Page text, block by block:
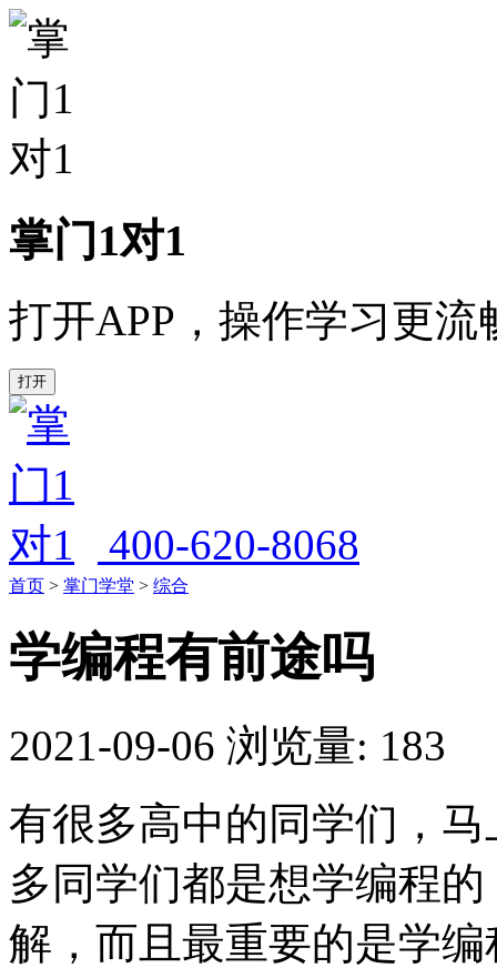
掌门1对1
打开APP，操作学习更流
打开
400-620-8068
首页 > 掌门学堂 > 综合
学编程有前途吗
2021-09-06 浏览量: 183
有很多高中的同学们，
多同学们都是想学编程
解，而且最重要的是学